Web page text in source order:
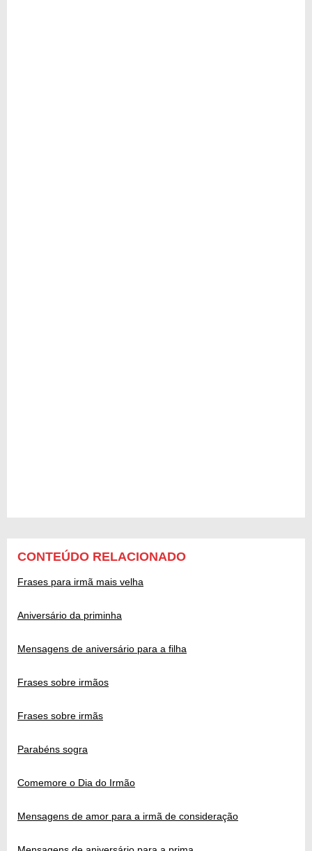
CONTEÚDO RELACIONADO
Frases para irmã mais velha
Aniversário da priminha
Mensagens de aniversário para a filha
Frases sobre irmãos
Frases sobre irmãs
Parabéns sogra
Comemore o Dia do Irmão
Mensagens de amor para a irmã de consideração